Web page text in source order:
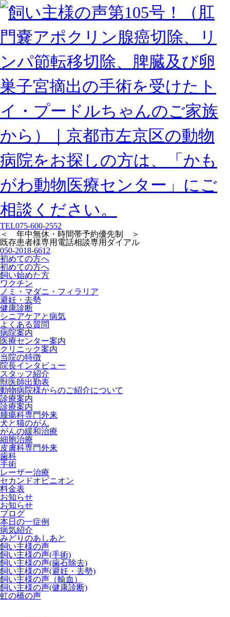
TEL075-600-2552
＜ 年中無休・時間帯予約優先制 ＞
既存患者様専用 電話相談専用ダイアル
050-2018-6612
初めての方へ
初めての方へ
飼い始めた方
ワクチン
ノミ・マダニ・フィラリア
避妊・去勢
健康診断
シニアケアと病気
よくある質問
病院案内
医療センター案内
クリニック案内
当院の特徴
院長インタビュー
スタッフ紹介
獣医師出勤表
動物病院様からのご紹介について
診療案内
診療案内
腫瘍科専門外来
犬と猫のがん
がんの緩和治療
細胞治療
皮膚科専門外来
歯科
手術
レーザー治療
セカンドオピニオン
料金表
お知らせ
お知らせ
ブログ
本日の一症例
病気紹介
みどりのあしあと
飼い主様の声
飼い主様の声(手術)
飼い主様の声(歯石除去)
飼い主様の声(避妊・去勢)
飼い主様の声（輸血）
飼い主様の声(健康診断)
虹の橋の声